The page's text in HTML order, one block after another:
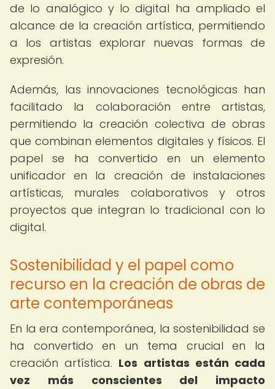
de lo analógico y lo digital ha ampliado el
alcance de la creación artística, permitiendo
a los artistas explorar nuevas formas de
expresión.
Además, las innovaciones tecnológicas han
facilitado la colaboración entre artistas,
permitiendo la creación colectiva de obras
que combinan elementos digitales y físicos. El
papel se ha convertido en un elemento
unificador en la creación de instalaciones
artísticas, murales colaborativos y otros
proyectos que integran lo tradicional con lo
digital.
Sostenibilidad y el papel como
recurso en la creación de obras de
arte contemporáneas
En la era contemporánea, la sostenibilidad se
ha convertido en un tema crucial en la
creación artística. Los artistas están cada
vez más conscientes del impacto